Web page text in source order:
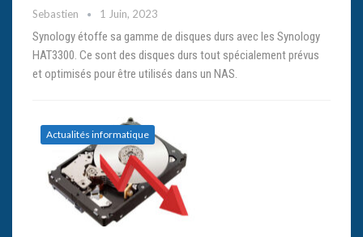
Sebastien 1 Juin, 2023
Synology étoffe sa gamme de disques durs avec les Synology
HAT3300. Ce sont des disques durs tout spécialement prévus
et optimisés pour être utilisés dans un NAS.
Actualités informatique